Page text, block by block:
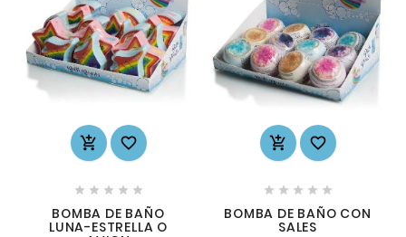
 
    
BOMBA DE BAÑO
LUNA-ESTRELLA O
 
    
BOMBA DE BAÑO CON
SALES